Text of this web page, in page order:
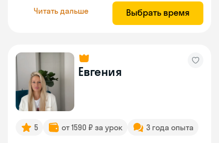
Читать дальше Выбрать время
Евгения
5 от 1590 ₽ за урок 3 года опыта